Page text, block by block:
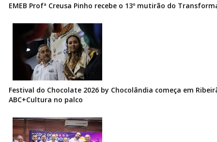
EMEB Profª Creusa Pinho recebe o 13º mutirão do
Festival do Chocolate 2026 by Chocolândia começa em
ABC+Cultura no palco